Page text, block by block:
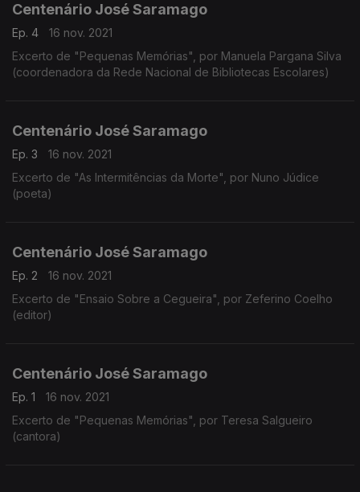
Centenário José Saramago
Ep. 4
16 nov. 2021
Excerto de "Pequenas Memórias", por Manuela Pargana Silva
(coordenadora da Rede Nacional de Bibliotecas Escolares)
Centenário José Saramago
Ep. 3
16 nov. 2021
Excerto de "As Intermitências da Morte", por Nuno Júdice
(poeta)
Centenário José Saramago
Ep. 2
16 nov. 2021
Excerto de "Ensaio Sobre a Cegueira", por Zeferino Coelho
(editor)
Centenário José Saramago
Ep. 1
16 nov. 2021
Excerto de "Pequenas Memórias", por Teresa Salgueiro
(cantora)